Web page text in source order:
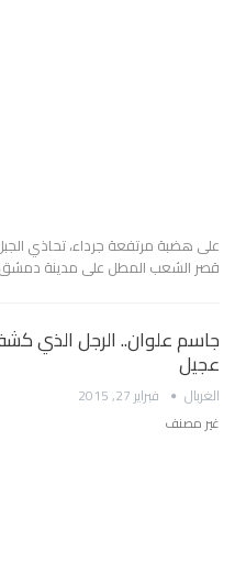
على هضبة مرتفعة جرداء، تحاذي
قصر الشعب المطل على مدينة
جاسم علوان.. الرجل الذي
عجيل
الغربال
فبراير 27, 2015
غير مصنف